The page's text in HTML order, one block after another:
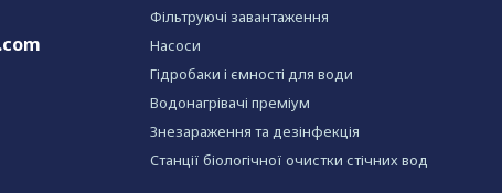
Фільтруючі завантаження
Насоси
Гідробаки і ємності для води
Водонагрівачі преміум
Знезараження та дезінфекція
Станції біологічної очистки стічних вод